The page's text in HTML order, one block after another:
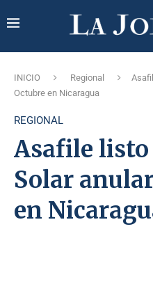
INICIO Regional
Octubre en Nicaragua
REGIONAL
Asafile listo
Solar
en